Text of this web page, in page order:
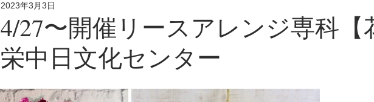
4/27〜開催リースアレンジ専科【
栄中日文化センター
2023年3月3日